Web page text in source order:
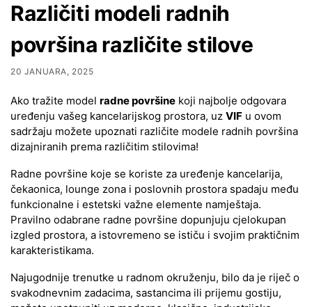
Različiti modeli radnih
površina različite stilove
20 JANUARA, 2025
Ako tražite model radne površine koji najbolje odgovara
uređenju vašeg kancelarijskog prostora, uz VIF u ovom
sadržaju možete upoznati različite modele radnih površina
dizajniranih prema različitim stilovima!
Radne površine koje se koriste za uređenje kancelarija,
čekaonica, lounge zona i poslovnih prostora spadaju među
funkcionalne i estetski važne elemente namještaja.
Pravilno odabrane radne površine dopunjuju cjelokupan
izgled prostora, a istovremeno se ističu i svojim praktičnim
karakteristikama.
Najugodnije trenutke u radnom okruženju, bilo da je riječ o
svakodnevnim zadacima, sastancima ili prijemu gostiju,